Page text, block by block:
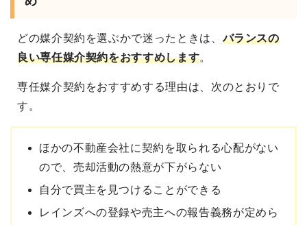
どの媒介契約を選ぶかで迷ったときは、バランスの
良い専任媒介契約をおすすめします。
専任媒介契約をおすすめする理由は、次のとおりで
す。
ほかの不動産会社に契約を取られる心配がない
ので、売却活動の熱意が下がらない
自分で買主を見つけることができる
レインズへの登録や売主への報告義務が定めら